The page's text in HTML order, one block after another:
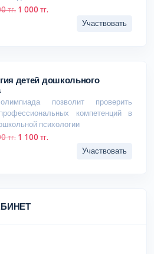
тг. 1 000 тг.
Участвовать
детей дошкольного
позволит проверить
компетенций в
психологии
тг. 1 100 тг.
Участвовать